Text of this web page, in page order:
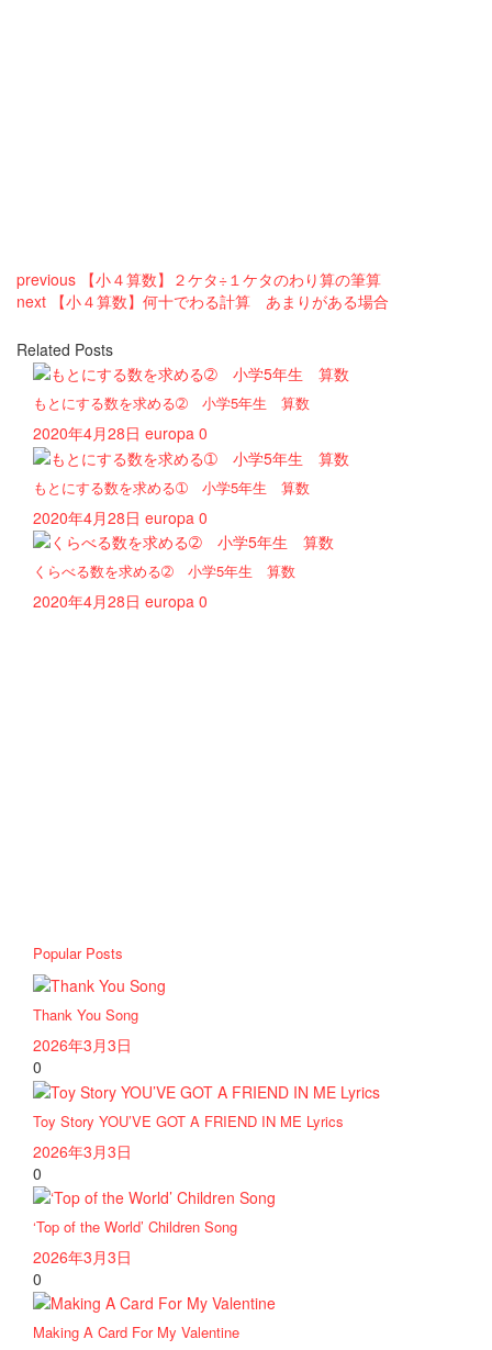
previous 【小４算数】２ケタ÷１ケタのわり算の筆算
next 【小４算数】何十でわる計算 あまりがある場合
Related Posts
もとにする数を求める➁ 小学5年生 算数
2020年4月28日 europa 0
もとにする数を求める➀ 小学5年生 算数
2020年4月28日 europa 0
くらべる数を求める➁ 小学5年生 算数
2020年4月28日 europa 0
Popular Posts
Thank You Song
2026年3月3日
0
Toy Story YOU’VE GOT A FRIEND IN ME Lyrics
2026年3月3日
0
‘Top of the World’ Children Song
2026年3月3日
0
Making A Card For My Valentine